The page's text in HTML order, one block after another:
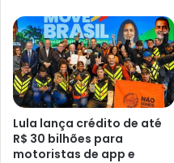
Lula lança crédito de até
R$ 30 bilhões para
motoristas de app e